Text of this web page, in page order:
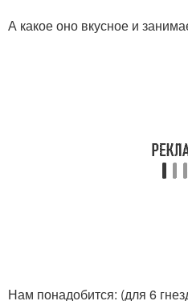
А какое оно вкусное и
Нам понадобится: (для 6